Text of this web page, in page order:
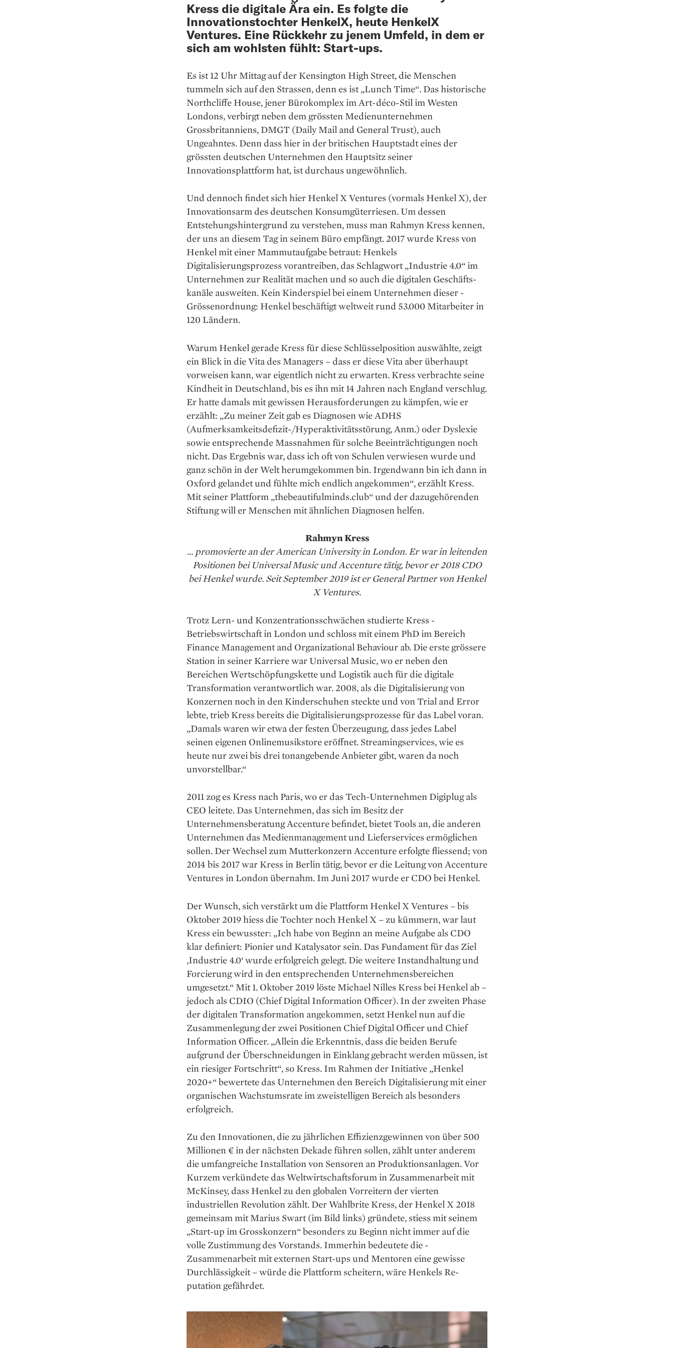
Kress die digitale Ära ein. Es folgte die
Innovationstochter HenkelX, heute HenkelX
Ventures. Eine Rückkehr zu jenem Umfeld, in dem er
sich am wohlsten fühlt: Start-ups.
Es ist 12 Uhr Mittag auf der Kensington High Street, die Menschen
tummeln sich auf den Strassen, denn es ist „Lunch Time“. Das historische
Northcliffe House, jener Bürokomplex im Art-déco-Stil im Westen
Londons, verbirgt neben dem grössten Medienunternehmen
Grossbritanniens, DMGT (Daily Mail and General Trust), auch
Ungeahntes. Denn dass hier in der britischen Hauptstadt eines der
grössten deutschen Unternehmen den Hauptsitz seiner
Innovationsplattform hat, ist durchaus ungewöhnlich.
Und dennoch findet sich hier Henkel X Ventures (vormals Henkel X), der
Innovationsarm des deutschen Konsumgüterriesen. Um dessen
Entstehungshintergrund zu verstehen, muss man Rahmyn Kress kennen,
der uns an diesem Tag in seinem Büro empfängt. 2017 wurde Kress von
Henkel mit einer Mammutaufgabe betraut: Henkels
Digitalisierungsprozess vorantreiben, das Schlagwort „Industrie 4.0“ im
Unternehmen zur Realität machen und so auch die digitalen Geschäfts­
kanäle ausweiten. Kein ­Kinderspiel bei einem Unternehmen dieser ­
Grössenordnung: Henkel beschäftigt weltweit rund 53.000 Mitarbeiter in
120 Ländern.
Warum Henkel gerade Kress für diese Schlüsselposition auswählte, zeigt
ein Blick in die Vita des Managers – dass er diese Vita aber überhaupt
vorweisen kann, war eigentlich nicht zu ­erwarten. Kress verbrachte seine
Kindheit in Deutschland, bis es ihn mit 14 Jahren nach England verschlug.
Er hatte damals mit gewissen Herausforderungen zu kämpfen, wie er
erzählt: „Zu meiner Zeit gab es ­Diagnosen wie ADHS
(Aufmerksamkeitsdefizit-/Hyperaktivitätsstörung, Anm.) oder Dyslexie
sowie entsprechende Massnahmen für solche Beeinträchtigungen noch
nicht. Das Ergebnis war, dass ich oft von Schulen verwiesen wurde und
ganz schön in der Welt ­herumgekommen bin. Irgendwann bin ich dann in
­Oxford gelandet und fühlte mich endlich ­angekommen“, erzählt Kress.
Mit seiner Plattform „the­beautifulminds.club“ und der dazugehörenden
Stiftung will er Menschen mit ähnlichen Diagnosen helfen.
Rahmyn Kress
... promovierte an der American University in London. Er war in leitenden
Positionen bei Universal Music und Accenture tätig, bevor er 2018 CDO
bei Henkel wurde. Seit September 2019 ist er General Partner von Henkel
X Ventures.
Trotz Lern- und Konzentrationsschwächen studierte Kress ­
Betriebswirtschaft in London und schloss mit einem PhD im Bereich
Finance Management and Organizational Behaviour ab. Die ­erste grössere
Station in seiner Karriere war Universal Music, wo er neben den
Bereichen Wertschöpfungskette und Logistik auch für die digitale
Transformation verantwortlich war. 2008, als die Digitalisierung von
Konzernen noch in den Kinderschuhen steckte und von Trial and Error
lebte, trieb Kress bereits die Digitalisierungsprozesse für das Label voran.
„Damals waren wir etwa der festen Überzeugung, dass jedes Label
seinen ­eigenen Onlinemusikstore eröffnet. Streaming­services, wie es
heute nur zwei bis drei tonangebende Anbieter gibt, waren da noch
unvorstellbar.“
2011 zog es Kress nach ­Paris, wo er das Tech-Unternehmen ­Digiplug als
CEO leitete. Das Unternehmen, das sich im Besitz der
Unternehmensberatung Accenture befindet, bietet Tools an, die anderen
Unternehmen das ­Medienmanagement und Liefer­services ermöglichen
sollen. Der Wechsel zum Mutterkonzern Accenture erfolgte fliessend; von
2014 bis 2017 war Kress in Berlin tätig, bevor er die Leitung von Accenture
Ventures in London übernahm. Im Juni 2017 wurde er CDO bei Henkel.
Der Wunsch, sich verstärkt um die Plattform Henkel X Ventures – bis
Oktober 2019 hiess die Tochter noch Henkel X – zu kümmern, war laut
Kress ein ­bewusster: „Ich habe von Beginn an meine ­Aufgabe als CDO
klar definiert: ­Pionier und ­Katalysator sein. Das Fundament für das Ziel
‚Industrie 4.0‘ ­wurde erfolgreich gelegt. Die weitere Instandhaltung und
Forcierung wird in den entsprechenden Unternehmens­bereichen
umgesetzt.“ Mit 1. Oktober 2019 löste ­Michael ­Nilles Kress bei Henkel ab –
jedoch als CDIO (Chief Digital Information Officer). In der zweiten ­Phase
der digitalen Transformation angekommen, setzt Henkel nun auf die
Zusammen­legung der zwei Positionen Chief Digital Officer und Chief
Information Officer. „Allein die Erkenntnis, dass die beiden Berufe
aufgrund der Überschneidungen in Einklang gebracht werden müssen, ist
ein riesiger Fortschritt“, so Kress. Im Rahmen der Initiative „Henkel
2020+“ ­bewertete das Unternehmen den Bereich Digitalisierung mit einer
­organischen Wachstumsrate im zweistelligen ­Bereich als besonders
erfolgreich.
Zu den Innovationen, die zu jährlichen Effizienzgewinnen von über 500
Millionen € in der nächsten Dekade führen sollen, zählt ­unter anderem
die umfangreiche Installation von Sensoren an Produktionsanlagen. Vor
Kurzem verkündete das Weltwirtschaftsforum in Zusammenarbeit mit
McKinsey, dass Henkel zu den globalen Vor­reitern der vierten
industriellen Revolution zählt. Der Wahlbrite Kress, der Henkel X 2018
gemeinsam mit Marius Swart (im Bild links) gründete, stiess mit seinem
„Start-up im Grosskonzern“ besonders zu Beginn nicht immer auf die
volle Zustimmung des Vorstands. Immerhin bedeutete die ­
Zusammenarbeit mit externen Start-ups und Mentoren eine gewisse
Durchlässigkeit – würde die Plattform scheitern, wäre Henkels Re­
putation gefährdet.